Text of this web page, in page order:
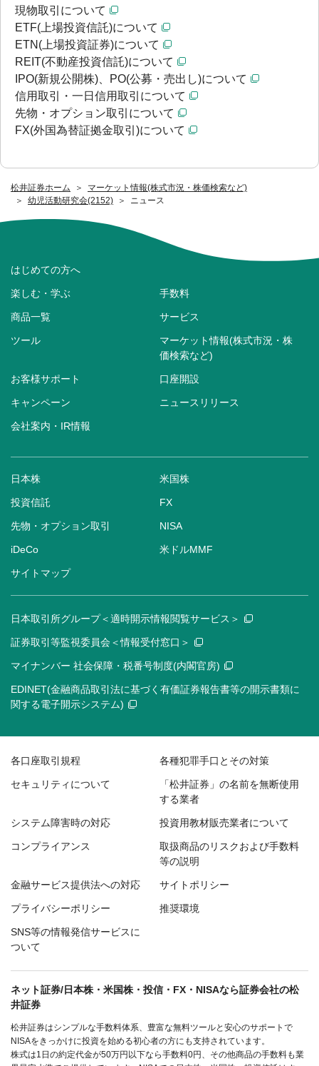
松井証券ホーム
マーケット情報(株式市況・株価検索など)
幼児活動研究会(2152)
ニュース
現物取引について
ETF(上場投資信託)について
ETN(上場投資証券)について
REIT(不動産投資信託)について
IPO(新規公開株)、PO(公募・売出し)について
信用取引・一日信用取引について
先物・オプション取引について
FX(外国為替証拠金取引)について
はじめての方へ
楽しむ・学ぶ 手数料
商品一覧 サービス
ツール
マーケット情報(株式市況・株
価検索など)
お客様サポート 口座開設
キャンペーン ニュースリリース
会社案内・IR情報
日本株 米国株
投資信託 FX
先物・オプション取引 NISA
iDeCo 米ドルMMF
サイトマップ
日本取引所グループ＜適時開示情報閲覧サービス＞
証券取引等監視委員会＜情報受付窓口＞
マイナンバー 社会保障・税番号制度(内閣官房)
EDINET(金融商品取引法に基づく有価証券報告書等の開示書類に
関する電子開示システム)
各口座取引規程 各種犯罪手口とその対策
セキュリティについて
「松井証券」の名前を無断使用
する業者
システム障害時の対応 投資用教材販売業者について
コンプライアンス
取扱商品のリスクおよび手数料
等の説明
金融サービス提供法への対応 サイトポリシー
プライバシーポリシー 推奨環境
SNS等の情報発信サービスに
ついて
ネット証券/日本株・米国株・投信・FX・NISAなら証券会社の松
井証券
松井証券はシンプルな手数料体系、豊富な無料ツールと安心のサポートで
NISAをきっかけに投資を始める初心者の方にも支持されています。
株式は1日の約定代金が50万円以下なら手数料0円、その他商品の手数料も業